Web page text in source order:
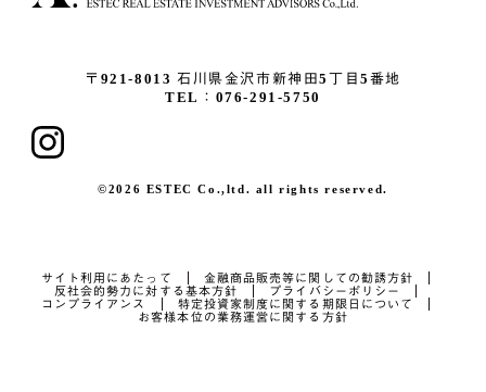
〒921-8013 石川県金沢市新神田5丁目5番地
TEL：076-291-5750
©2026 ESTEC Co.,ltd. all rights reserved.
サイト利用にあたって
金融商品販売等に関しての勧誘方針
反社会的勢力に対する基本方針
プライバシーポリシー
コンプライアンス
特定投資家制度に関する期限日について
お客様本位の業務運営に関する方針